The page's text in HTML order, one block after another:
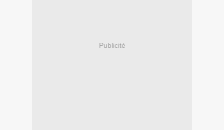
Publicité